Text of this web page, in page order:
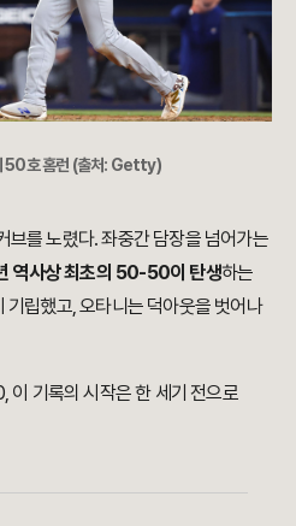
50호 홈런 (출처: Getty)
브를 노렸다. 좌중간 담장을 넘어가는
역사상 최초의 50-50이 탄생하는
립했고, 오타니는 덕아웃을 벗어나
기록의 시작은 한 세기 전으로